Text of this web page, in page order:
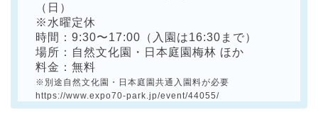
（日）
※水曜定休
時間：9:30〜17:00（入園は16:30まで）
場所：自然文化園・日本庭園梅林 ほか
料金：無料
※別途自然文化園・日本庭園共通入園料が必要
https://www.expo70-park.jp/event/44055/